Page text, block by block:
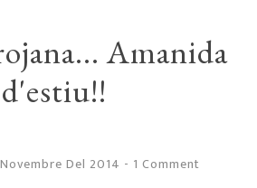
Amanida
d'estiu!!
Del 2014 - 1 Comment